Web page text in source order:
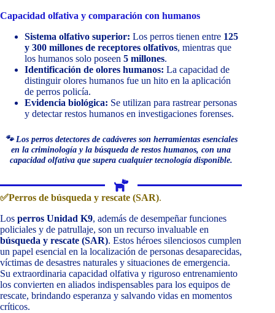
Capacidad olfativa y comparación con humanos
Sistema olfativo superior: Los perros tienen entre 125
y 300 millones de receptores olfativos, mientras que
los humanos solo poseen 5 millones.
Identificación de olores humanos: La capacidad de
distinguir olores humanos fue un hito en la aplicación
de perros policía.
Evidencia biológica: Se utilizan para rastrear personas
y detectar restos humanos en investigaciones forenses.
🐾 Los perros detectores de cadáveres son herramientas esenciales
en la criminología y la búsqueda de restos humanos, con una
capacidad olfativa que supera cualquier tecnología disponible.
✅Perros de búsqueda y rescate (SAR).
Los perros Unidad K9, además de desempeñar funciones
policiales y de patrullaje, son un recurso invaluable en
búsqueda y rescate (SAR). Estos héroes silenciosos cumplen
un papel esencial en la localización de personas desaparecidas,
víctimas de desastres naturales y situaciones de emergencia.
Su extraordinaria capacidad olfativa y riguroso entrenamiento
los convierten en aliados indispensables para los equipos de
rescate, brindando esperanza y salvando vidas en momentos
críticos.